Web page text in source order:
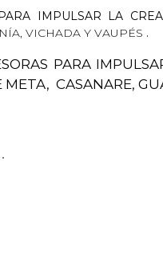
IMPULSAR LA
VICHADA Y VAUPÉS .
PARA
META, CASANARE,
.